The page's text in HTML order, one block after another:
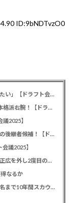
ID:9bNDTvzO0
カープドラ6西川篤夢！「日本を代表する遊撃手になりたい」【ドラフト会議2025】
カープドラ5赤木晴哉！191cm最速153キロ！佛教大の本格派右腕！【ドラフト会議2025】
2025】
カープドラ3勝田成！近畿大163cmセカンド！菊池涼介の後継者候補！【ドラフト会議2025】
議2025】
カープドラ1平川蓮！187cmのスイッチヒッター！立石正広を外し2度目の重複も新井監督がクジを引き当てる！【ドラフト会議2025】
なるか
緒方孝市カープドラ3指名で青学出禁！澤﨑俊和の逆指名まで10年間スカウト出禁